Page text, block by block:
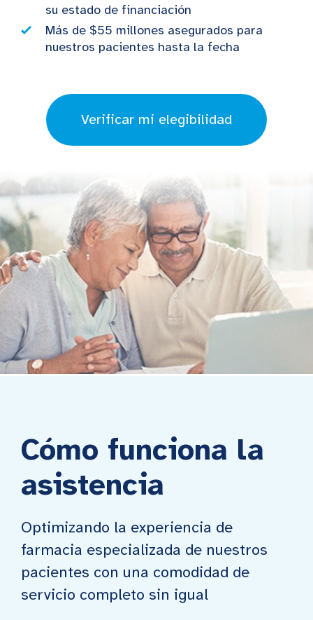
su estado de financiación
Más de $55 millones asegurados para
nuestros pacientes hasta la fecha
Verificar mi elegibilidad
Cómo funciona la
asistencia
Optimizando la experiencia de
farmacia especializada de nuestros
pacientes con una comodidad de
servicio completo sin igual